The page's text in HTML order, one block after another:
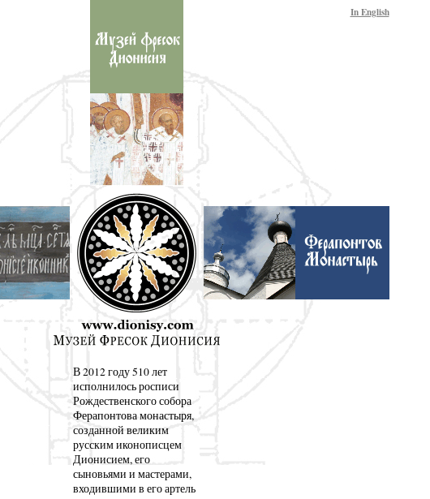
In English
В 2012 году 510 лет
исполнилось росписи
Рождественского собора
Ферапонтова монастыря,
созданной великим
русским иконописцем
Дионисием, его
сыновьями и мастерами,
входившими в его артель